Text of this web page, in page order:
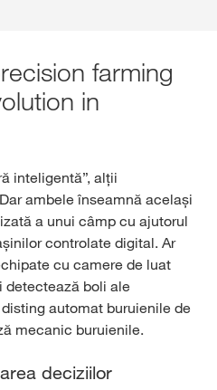
farming
in
inteligentă”, alții
ambele înseamnă același
a unui câmp cu ajutorul
controlate digital. Ar
cu camere de luat
detectează boli ale
automat buruienile de
mecanic buruienile.
deciziilor